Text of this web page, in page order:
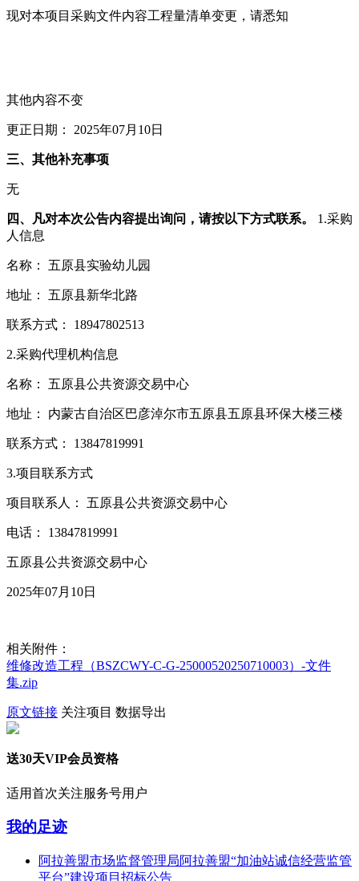
现对本项目采购文件内容工程量清单变更，请悉知
其他内容不变
更正日期： 2025年07月10日
三、其他补充事项
无
四、凡对本次公告内容提出询问，请按以下方式联系。 1.采购
人信息
名称： 五原县实验幼儿园
地址： 五原县新华北路
联系方式： 18947802513
2.采购代理机构信息
名称： 五原县公共资源交易中心
地址： 内蒙古自治区巴彦淖尔市五原县五原县环保大楼三楼
联系方式： 13847819991
3.项目联系方式
项目联系人： 五原县公共资源交易中心
电话： 13847819991
五原县公共资源交易中心
2025年07月10日
相关附件：
维修改造工程（BSZCWY-C-G-25000520250710003）-文件
集.zip
原文链接 关注项目 数据导出
送30天VIP会员资格
适用首次关注服务号用户
我的足迹
阿拉善盟市场监督管理局阿拉善盟“加油站诚信经营监管
平台”建设项目招标公告